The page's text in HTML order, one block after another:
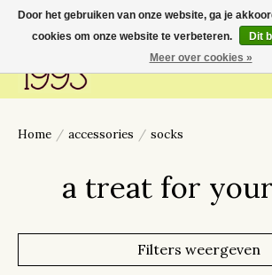
Love to have you around
Home / accessories / socks
a treat for
Filters weergeven
Door het gebruiken van onze website, ga je
cookies om onze website te verbeteren.
Dit
Meer over cookies »